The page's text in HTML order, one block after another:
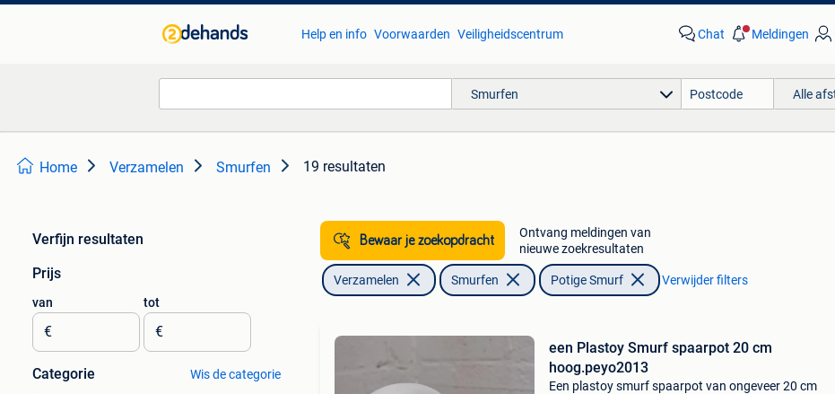
Help en info Voorwaarden Veiligheidscentrum Chat Meldingen
Smurfen Alle
Home Verzamelen Smurfen 19 resultaten
Verfijn resultaten
Prijs
van
€
tot
€
Categorie Wis de categorie
Bewaar je zoekopdracht
Ontvang meldingen van
nieuwe zoekresultaten
Verzamelen Smurfen Potige Smurf Verwijder filters
een Plastoy Smurf spaarpot 20 cm
hoog.peyo2013
Een plastoy smurf spaarpot van ongeveer 20 cm